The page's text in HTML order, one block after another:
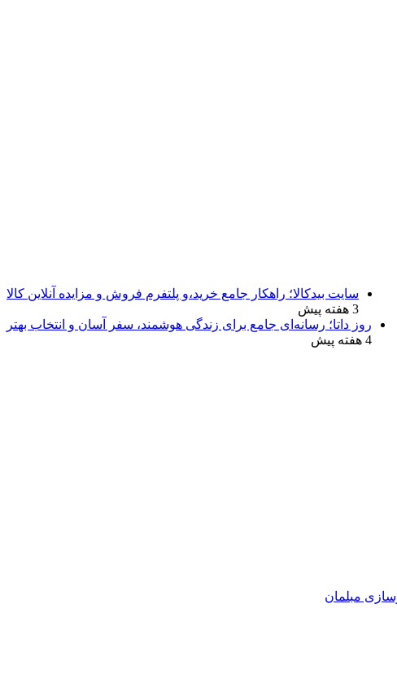
سایت بیدکالا؛ راهکار جامع خرید،و پلتفرم فروش و مزایده آنلاین کالا
3 هفته پیش
روز داتا؛ رسانه‌ای جامع برای زندگی هوشمند، سفر آسان و انتخاب بهتر
4 هفته پیش